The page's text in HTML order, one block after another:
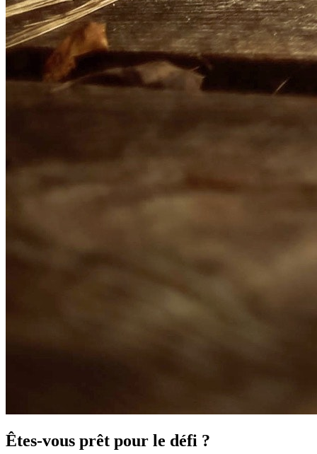
Êtes-vous prêt pour le défi ?